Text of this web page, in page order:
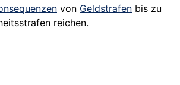
von Geldstrafen bis zu
reichen.